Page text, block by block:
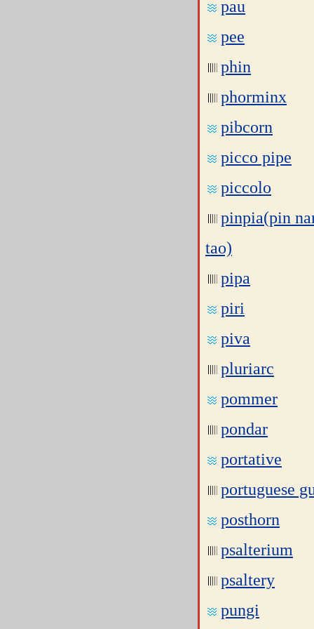
pau
pee
phin
phorminx
pibcorn
picco pipe
piccolo
pinpia(pin
tao)
pipa
piri
piva
pluriarc
pommer
pondar
portative
portuguese
posthorn
psalterium
psaltery
pungi